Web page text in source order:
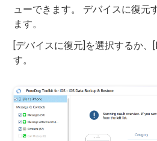
ューできます。 デバイスに復元
ます。
[デバイスに復元]を選択するか、
す。